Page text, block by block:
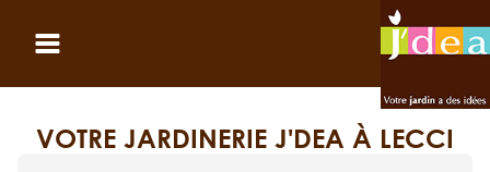
VOTRE JARDINERIE J'DEA À LECCI